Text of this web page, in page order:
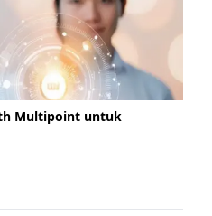
Multipoint untuk